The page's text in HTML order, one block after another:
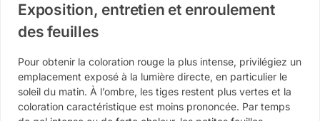
Exposition, entretien et enroulement
des feuilles
Pour obtenir la coloration rouge la plus intense, privilégiez un
emplacement exposé à la lumière directe, en particulier le
soleil du matin. À l’ombre, les tiges restent plus vertes et la
coloration caractéristique est moins prononcée. Par temps